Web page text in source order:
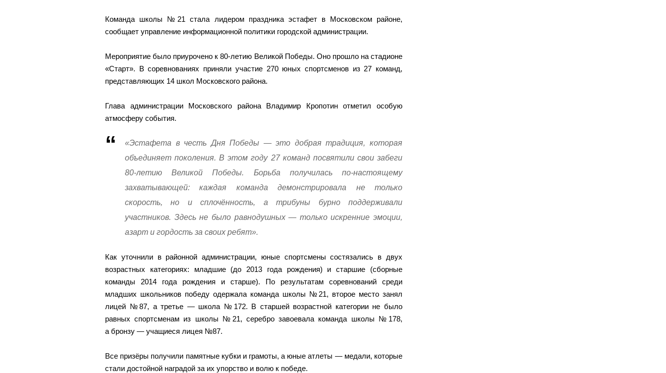
Команда школы №21 стала лидером праздника эстафет в Московском районе,
сообщает управление информационной политики городской администрации.
Мероприятие было приурочено к 80-летию Великой Победы. Оно прошло на стадионе
«Старт». В соревнованиях приняли участие 270 юных спортсменов из 27 команд,
представляющих 14 школ Московского района.
Глава администрации Московского района Владимир Кропотин отметил особую
атмосферу события.
«Эстафета в честь Дня Победы — это добрая традиция, которая
объединяет поколения. В этом году 27 команд посвятили свои забеги
80-летию Великой Победы. Борьба получилась по-настоящему
захватывающей: каждая команда демонстрировала не только
скорость, но и сплочённость, а трибуны бурно поддерживали
участников. Здесь не было равнодушных — только искренние эмоции,
азарт и гордость за своих ребят».
Как уточнили в районной администрации, юные спортсмены состязались в двух
возрастных категориях: младшие (до 2013 года рождения) и старшие (сборные
команды 2014 года рождения и старше). По результатам соревнований среди
младших школьников победу одержала команда школы №21, второе место занял
лицей №87, а третье — школа №172. В старшей возрастной категории не было
равных спортсменам из школы №21, серебро завоевала команда школы №178,
а бронзу — учащиеся лицея №87.
Все призёры получили памятные кубки и грамоты, а юные атлеты — медали, которые
стали достойной наградой за их упорство и волю к победе.